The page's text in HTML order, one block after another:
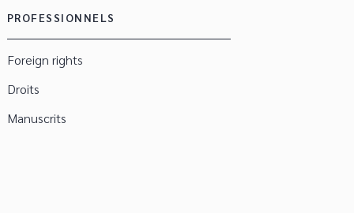
PROFESSIONNELS
Foreign rights
Droits
Manuscrits